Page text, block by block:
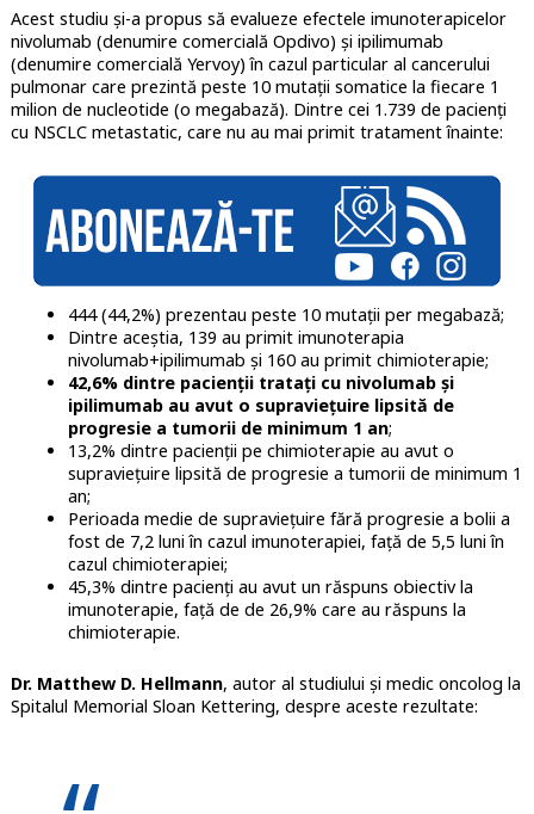
Acest studiu și-a propus să evalueze efectele imunoterapicelor
nivolumab (denumire comercială Opdivo) și ipilimumab
(denumire comercială Yervoy) în cazul particular al cancerului
pulmonar care prezintă peste 10 mutații somatice la fiecare 1
milion de nucleotide (o megabază). Dintre cei 1.739 de pacienți
cu NSCLC metastatic, care nu au mai primit tratament înainte:
444 (44,2%) prezentau peste 10 mutații per megabază;
Dintre aceștia, 139 au primit imunoterapia
nivolumab+ipilimumab și 160 au primit chimioterapie;
42,6% dintre pacienții tratați cu nivolumab și
ipilimumab au avut o supraviețuire lipsită de
progresie a tumorii de minimum 1 an;
13,2% dintre pacienții pe chimioterapie au avut o
supraviețuire lipsită de progresie a tumorii de minimum 1
an;
Perioada medie de supraviețuire fără progresie a bolii a
fost de 7,2 luni în cazul imunoterapiei, față de 5,5 luni în
cazul chimioterapiei;
45,3% dintre pacienți au avut un răspuns obiectiv la
imunoterapie, față de de 26,9% care au răspuns la
chimioterapie.
Dr. Matthew D. Hellmann, autor al studiului și medic oncolog la
Spitalul Memorial Sloan Kettering, despre aceste rezultate: